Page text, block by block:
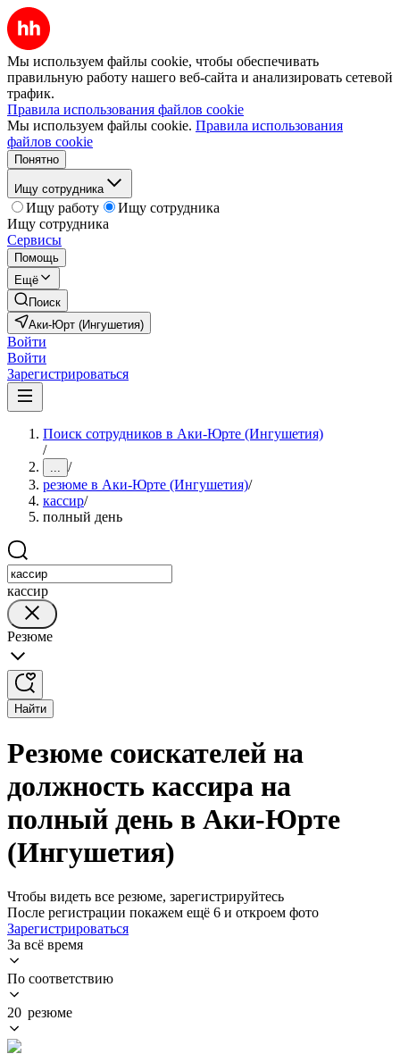
Мы используем файлы cookie, чтобы обеспечивать
правильную работу нашего веб-сайта и анализировать сетевой
трафик.
Правила использования файлов cookie
Мы используем файлы cookie. Правила использования
файлов cookie
Понятно
Ищу сотрудника
Ищу работу
Ищу сотрудника
Ищу сотрудника
Сервисы
Помощь
Ещё
Поиск
Аки-Юрт (Ингушетия)
Войти
Войти
Зарегистрироваться
Поиск сотрудников в Аки-Юрте (Ингушетия)
/
... /
резюме в Аки-Юрте (Ингушетия)/
кассир/
полный день
кассир
Резюме
Найти
Резюме соискателей на
должность кассира на
полный день в Аки-Юрте
(Ингушетия)
Чтобы видеть все резюме, зарегистрируйтесь
После регистрации покажем ещё 6 и откроем фото
Зарегистрироваться
За всё время
По соответствию
20 резюме